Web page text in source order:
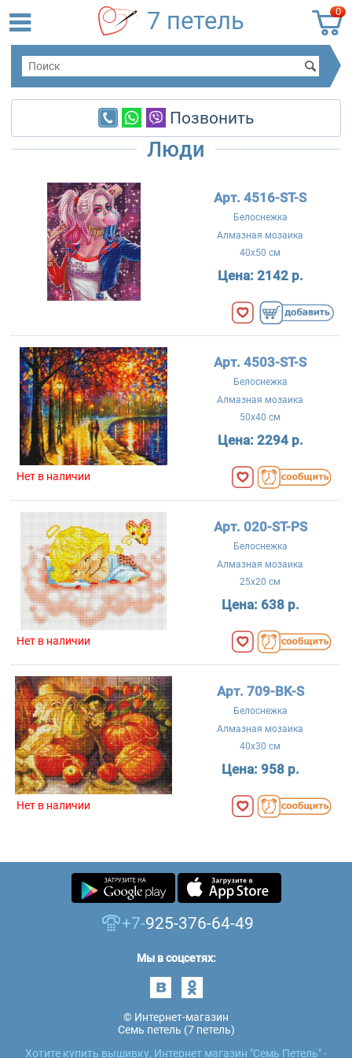
0
7 петель
Позвонить
Люди
Арт. 4516-ST-S
Белоснежка
Алмазная мозаика
40x50 см
Цена: 2142 р.
Арт. 4503-ST-S
Белоснежка
Алмазная мозаика
50x40 см
Цена: 2294 р.
Нет в наличии
Арт. 020-ST-PS
Белоснежка
Алмазная мозаика
25x20 см
Цена: 638 р.
Нет в наличии
Арт. 709-BK-S
Белоснежка
Алмазная мозаика
40x30 см
Цена: 958 р.
Нет в наличии
+7-925-376-64-49
Мы в соцсетях:
© Интернет-магазин
Семь петель (7 петель)
Хотите купить вышивку, Интернет магазин "Семь Петель" -